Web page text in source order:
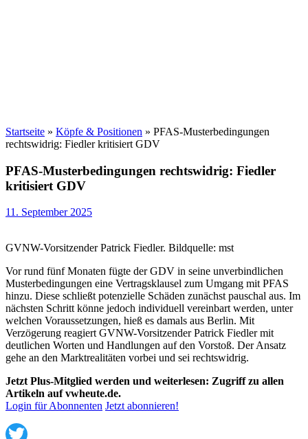
Startseite » Köpfe & Positionen » PFAS-Musterbedingungen
rechtswidrig: Fiedler kritisiert GDV
PFAS-Musterbedingungen rechtswidrig: Fiedler
kritisiert GDV
11. September 2025
GVNW-Vorsitzender Patrick Fiedler. Bildquelle: mst
Vor rund fünf Monaten fügte der GDV in seine unverbindlichen
Musterbedingungen eine Vertragsklausel zum Umgang mit PFAS
hinzu. Diese schließt potenzielle Schäden zunächst pauschal aus. Im
nächsten Schritt könne jedoch individuell vereinbart werden, unter
welchen Voraussetzungen, hieß es damals aus Berlin. Mit
Verzögerung reagiert GVNW-Vorsitzender Patrick Fiedler mit
deutlichen Worten und Handlungen auf den Vorstoß. Der Ansatz
gehe an den Marktrealitäten vorbei und sei rechtswidrig.
Jetzt Plus-Mitglied werden und weiterlesen: Zugriff zu allen
Artikeln auf vwheute.de.
Login für Abonnenten Jetzt abonnieren!